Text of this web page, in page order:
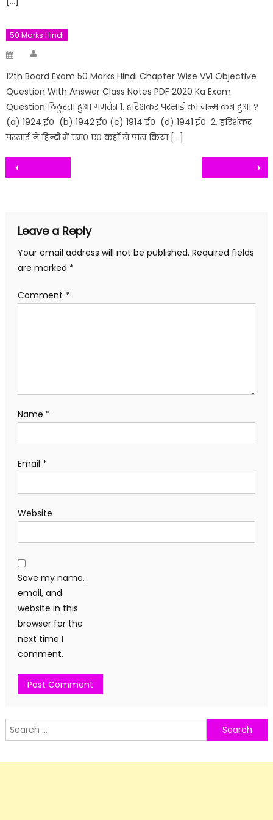
50 Marks Hindi
Posted
12th Board Exam 50 Marks Hindi Chapter Wise VVI Objective
Question With Answer Class Notes PDF 2020 Ka Exam
Question ठिठुरता हुआ गणतंत्र 1. हरिशंकर परसाई का जन्म कब हुआ ?
(a) 1924 ई० (b) 1942 ई० (c) 1914 ई० (d) 1941 ई० 2. हरिशंकर
परसाई ने हिन्दी में एम० ए० कहाँ से पास किया […]
Post
Leave a Reply
Your email address will not be published. Required fields
are marked *
Comment *
Name *
Email *
Website
Save my name,
email, and
website in this
browser for the
next time I
comment.
Search
for: